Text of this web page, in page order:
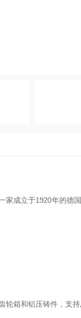
家成立于1920年的德
轮箱和铝压铸件，支